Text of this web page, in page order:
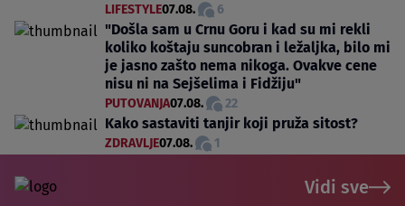
LIFESTYLE07.08. 6
"Došla sam u Crnu Goru i kad su mi rekli
koliko koštaju suncobran i ležaljka, bilo mi
je jasno zašto nema nikoga. Ovakve cene
nisu ni na Sejšelima i Fidžiju"
PUTOVANJA07.08. 22
Kako sastaviti tanjir koji pruža sitost?
ZDRAVLJE07.08. 1
Vidi sve